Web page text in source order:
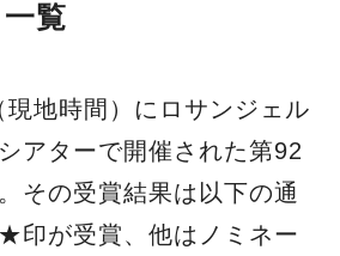
覧
地時間）にロサンジェル
アターで開催された第92
その受賞結果は以下の通
印が受賞、他はノミネー